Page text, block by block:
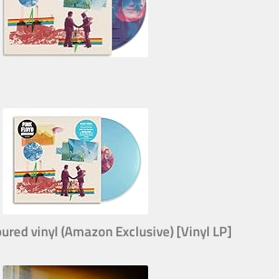
vinyl (Amazon Exclusive) [Vinyl LP]